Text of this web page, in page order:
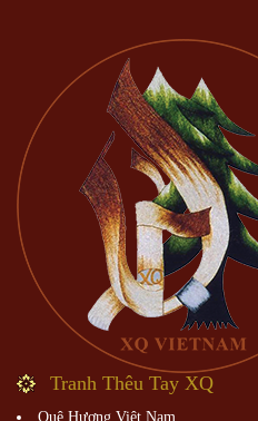
Tranh Thêu Tay XQ
Quê Hương Việt Nam